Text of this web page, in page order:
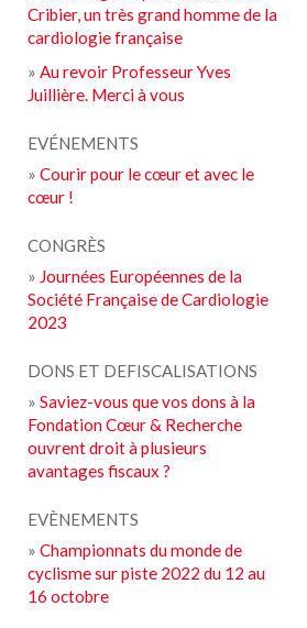
Cribier, un très grand homme de la
cardiologie française
»Au revoir Professeur Yves
Juillière. Merci à vous
EVÉNEMENTS
»Courir pour le cœur et avec le
cœur !
CONGRÈS
» Journées Européennes de la
Société Française de Cardiologie
2023
DONS ET DEFISCALISATIONS
»Saviez-vous que vos dons à la
Fondation Cœur & Recherche
ouvrent droit à plusieurs
avantages fiscaux ?
EVÈNEMENTS
»Championnats du monde de
cyclisme sur piste 2022 du 12 au
16 octobre